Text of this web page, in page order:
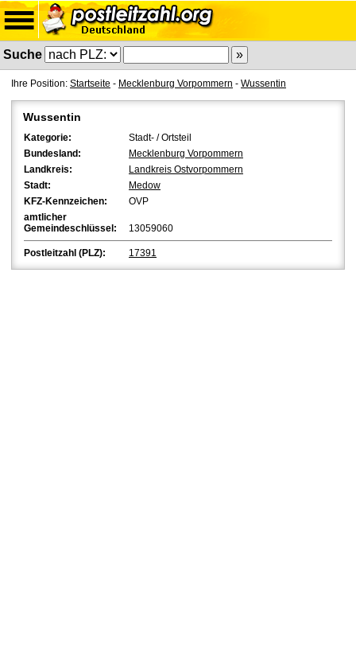
Suche
Ihre Position: Startseite - Mecklenburg Vorpommern - Wussentin
Wussentin
Kategorie:
Stadt- / Ortsteil
Bundesland:
Mecklenburg Vorpommern
Landkreis:
Landkreis Ostvorpommern
Stadt:
Medow
KFZ-Kennzeichen:
OVP
amtlicher
Gemeindeschlüssel:
13059060
Postleitzahl (PLZ): 17391